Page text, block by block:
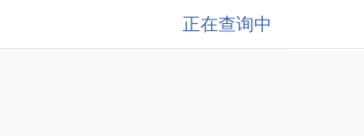
正在查询中